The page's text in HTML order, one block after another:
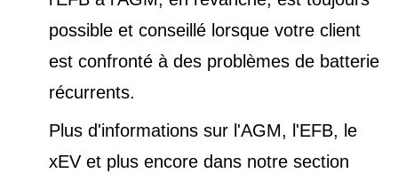
possible et conseillé lorsque votre client
est confronté à des problèmes de batterie
récurrents.
Plus d'informations sur l'AGM, l'EFB, le
xEV et plus encore dans notre section